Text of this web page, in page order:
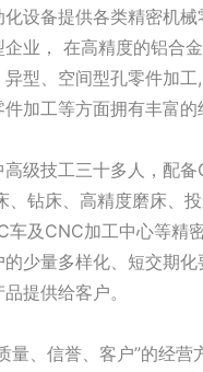
设备提供各类精密机
业， 在高精度的铝合
型、空间型孔零件加
加工等方面拥有丰富的
级技工三十多人，配备
、钻床、高精度磨床、
车及CNC加工中心等精
少量多样化、短交期
提供给客户。
量、信誉、客户”的经营